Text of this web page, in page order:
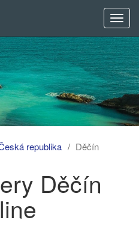
menu
republika Děčín
Děčín